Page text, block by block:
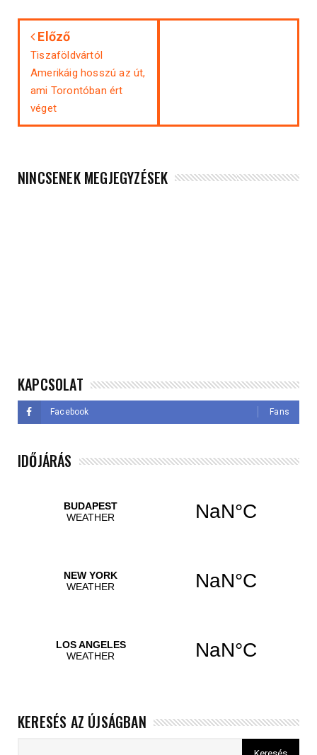
Előző
Tiszaföldvártól
Amerikáig hosszú az út,
ami Torontóban ért
véget
NINCSENEK MEGJEGYZÉSEK
KAPCSOLAT
Facebook Fans
IDŐJÁRÁS
KERESÉS AZ ÚJSÁGBAN